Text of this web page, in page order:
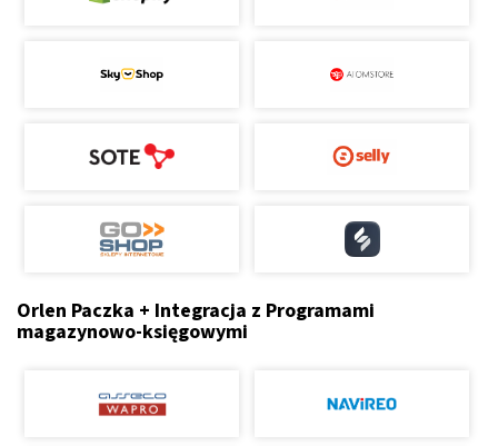
Orlen Paczka + Integracja z Programami
magazynowo-księgowymi